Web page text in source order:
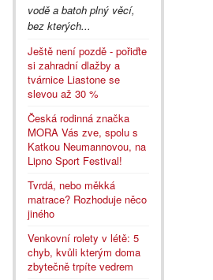
vodě a batoh plný věcí,
bez kterých...
Ještě není pozdě - pořiďte
si zahradní dlažby a
tvárnice Liastone se
slevou až 30 %
Česká rodinná značka
MORA Vás zve, spolu s
Katkou Neumannovou, na
Lipno Sport Festival!
Tvrdá, nebo měkká
matrace? Rozhoduje něco
jiného
Venkovní rolety v létě: 5
chyb, kvůli kterým doma
zbytečně trpíte vedrem